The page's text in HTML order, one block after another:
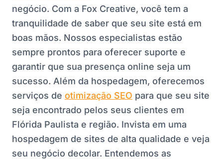
negócio. Com a Fox Creative, você tem a
tranquilidade de saber que seu site está em
boas mãos. Nossos especialistas estão
sempre prontos para oferecer suporte e
garantir que sua presença online seja um
sucesso. Além da hospedagem, oferecemos
serviços de otimização SEO para que seu site
seja encontrado pelos seus clientes em
Flórida Paulista e região. Invista em uma
hospedagem de sites de alta qualidade e veja
seu negócio decolar. Entendemos as